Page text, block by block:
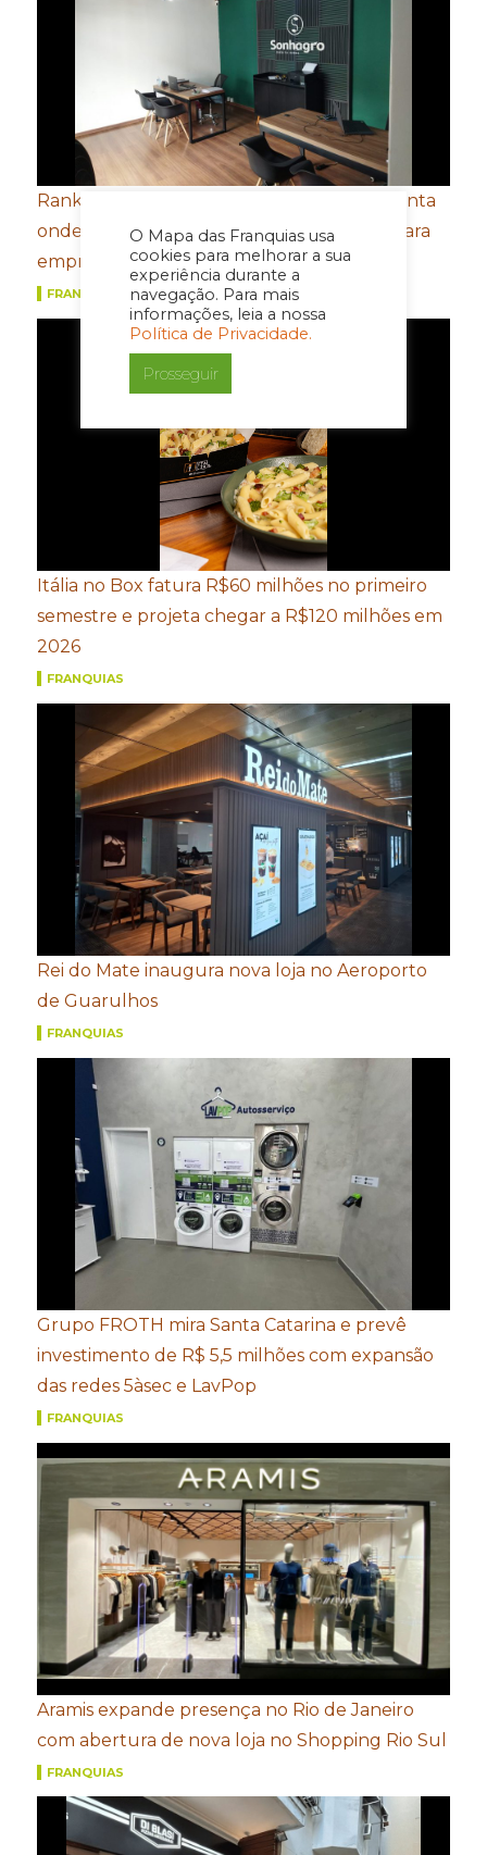
O Mapa das Franquias usa
cookies para melhorar a sua
experiência durante a
navegação. Para mais
informações, leia a nossa
Política de Privacidade.
Prosseguir
Ranking das cidades mais ricas do agro aponta
onde estarão as próximas oportunidades para
empreender
FRANQUIAS
Itália no Box fatura R$60 milhões no primeiro
semestre e projeta chegar a R$120 milhões em
2026
FRANQUIAS
Rei do Mate inaugura nova loja no Aeroporto
de Guarulhos
FRANQUIAS
Grupo FROTH mira Santa Catarina e prevê
investimento de R$ 5,5 milhões com expansão
das redes 5àsec e LavPop
FRANQUIAS
Aramis expande presença no Rio de Janeiro
com abertura de nova loja no Shopping Rio Sul
FRANQUIAS